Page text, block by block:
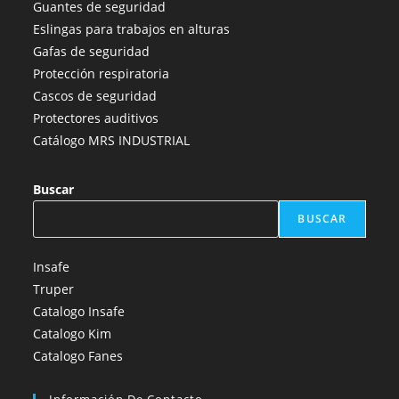
nueva
pestaña
nueva
pestaña
nueva
pestaña
nueva
Guantes de seguridad
Eslingas para trabajos en alturas
Gafas de seguridad
Protección respiratoria
Cascos de seguridad
Protectores auditivos
Catálogo MRS INDUSTRIAL
Buscar
BUSCAR
Insafe
Truper
Catalogo Insafe
Catalogo Kim
Catalogo Fanes